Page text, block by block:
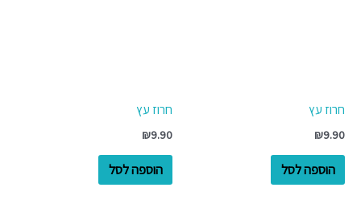
חרוז עץ
₪9.90
הוספה לסל
חרוז עץ
₪9.90
הוספה לסל